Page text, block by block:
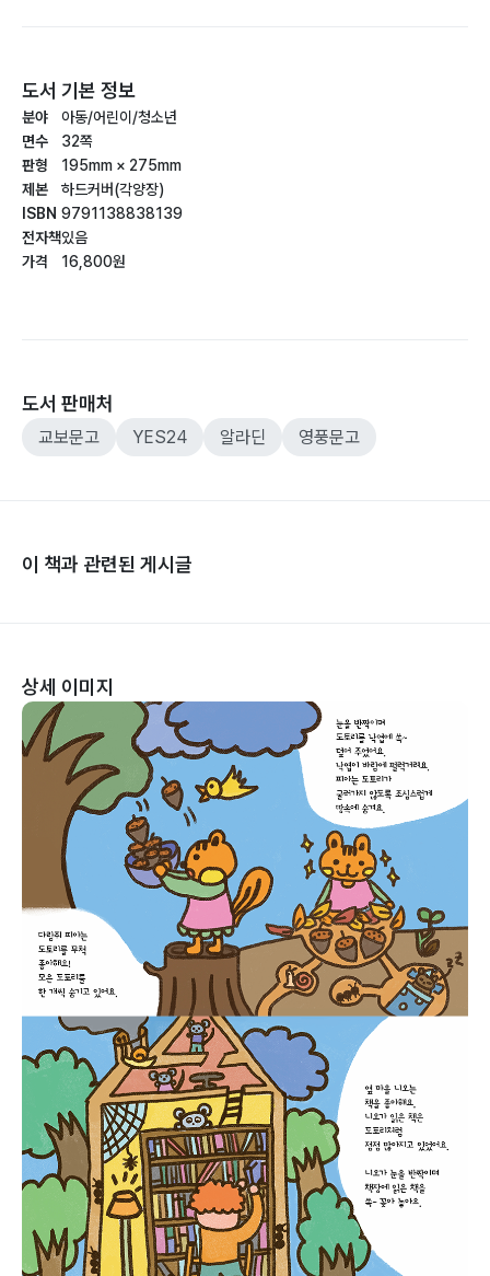
도서 기본 정보
분야
면수
판형
제본
ISBN
전자책
가격
아동/어린이/청소년
32쪽
195mm × 275mm
하드커버(각양장)
9791138838139
있음
16,800원
도서 판매처
교보문고 YES24 알라딘 영풍문고
이 책과 관련된 게시글
상세 이미지